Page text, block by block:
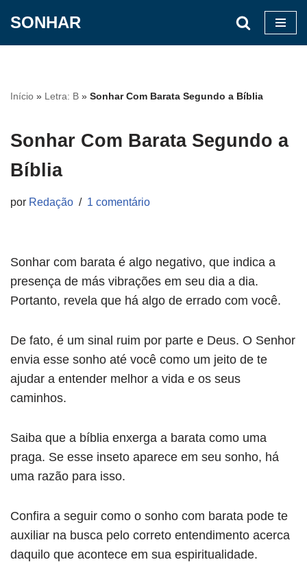
conteúdo
SONHAR
Início » Letra: B » Sonhar Com Barata Segundo a Bíblia
Sonhar Com Barata Segundo a
Bíblia
por Redação 1 comentário
Sonhar com barata é algo negativo, que indica a
presença de más vibrações em seu dia a dia.
Portanto, revela que há algo de errado com você.
De fato, é um sinal ruim por parte e Deus. O Senhor
envia esse sonho até você como um jeito de te
ajudar a entender melhor a vida e os seus
caminhos.
Saiba que a bíblia enxerga a barata como uma
praga. Se esse inseto aparece em seu sonho, há
uma razão para isso.
Confira a seguir como o sonho com barata pode te
auxiliar na busca pelo correto entendimento acerca
daquilo que acontece em sua espiritualidade.